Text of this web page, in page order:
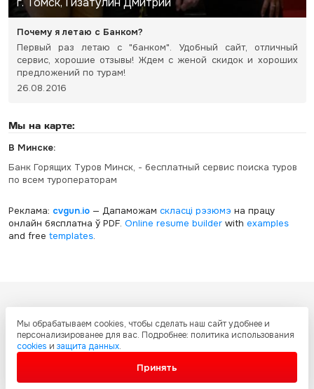
Почему я летаю с Банком?
Первый раз летаю с "банком". Удобный сайт, отличный
сервис, хорошие отзывы! Ждем с женой скидок и хороших
предложений по турам!
26.08.2016
Мы на карте:
В Минске:
Банк Горящих Туров Минск, - бесплатный сервис поиска туров
по всем туроператорам
Реклама: cvgun.io— Дапаможам скласці рэзюмэ на працу
онлайн бясплатна ў PDF. Online resume builderwith examples
and free templates.
графическое содержание, структуру и оформление страниц защищены
международными соглашениями и законодательством Украины об
охране авторских прав и интеллектуальной собственности. Любое
копирование и распространение материалов сайта без письменного
Мы обрабатываем cookies, чтобы сделать наш сайт удобнее и
персонализированее для вас. Подробнее: политика использования
cookies и защита данных.
Принять